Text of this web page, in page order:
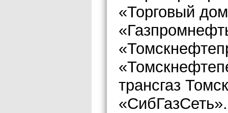
«Торговый
трансгаз
«СибГазСеть».